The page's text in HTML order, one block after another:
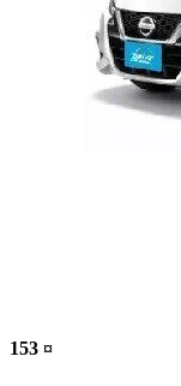
153 ¤